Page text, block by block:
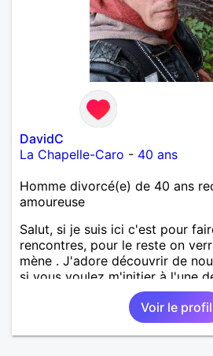
DavidC
La Chapelle-Caro - 40 ans
Homme divorcé(e) de 40 ans
amoureuse
Salut, si je suis ici c'est pour
rencontres, pour le reste on
mène . J'adore découvrir de
si vous voulez m'initier à l'une
Voir le profil